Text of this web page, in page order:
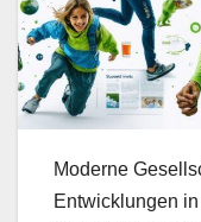
Moderne
Entwicklungen